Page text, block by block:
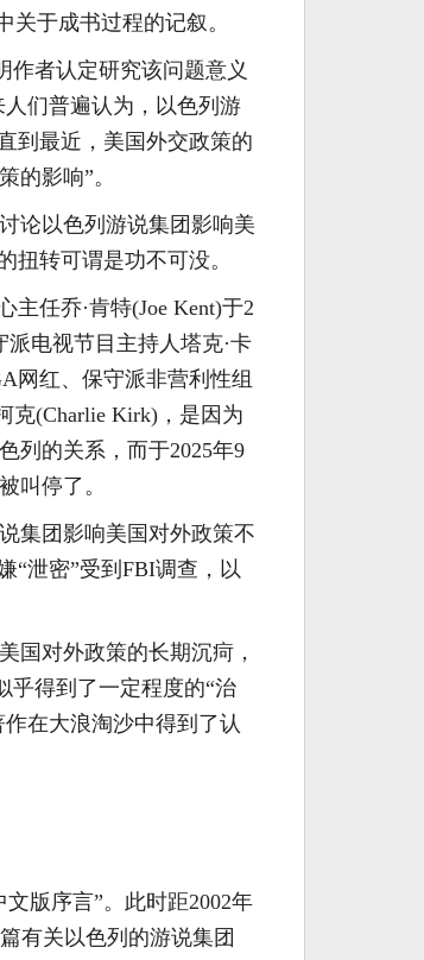
于成书过程的记叙。
作者认定研究该问题意义
们普遍认为，以色列游
到最近，美国外交政策的
的影响”。
论以色列游说集团影响美
扭转可谓是功不可没。
任乔·肯特(Joe Kent)于2
派电视节目主持人塔克·卡
网红、保守派非营利性组
克(Charlie Kirk)，是因为
列的关系，而于2025年9
叫停了。
集团影响美国对外政策不
“泄密”受到FBI调查，以
国对外政策的长期沉疴，
乎得到了一定程度的“治
在大浪淘沙中得到了认
版序言”。此时距2002年
有关以色列的游说集团